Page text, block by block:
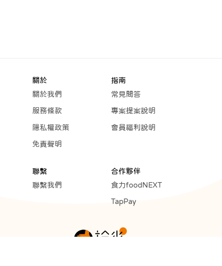
關於
關於我們
服務條款
隱私權政策
免責聲明
指南
常見問答
專案提案說明
會員福利說明
聯繫
聯繫我們
合作夥伴
食力foodNEXT
TapPay